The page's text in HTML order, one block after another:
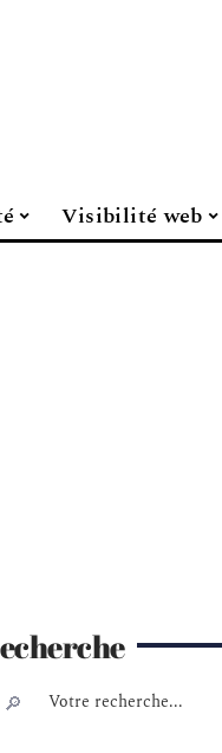
Visibilité web